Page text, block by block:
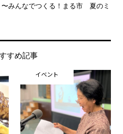
みんなでつくる！まる市 夏のミ
すめ記事
イベント